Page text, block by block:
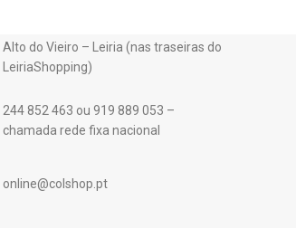
Alto do Vieiro – Leiria (nas traseiras do
LeiriaShopping)
244 852 463 ou 919 889 053 –
chamada rede fixa nacional
online@colshop.pt